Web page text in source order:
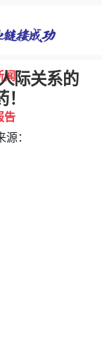
闻
告
际关系的
：